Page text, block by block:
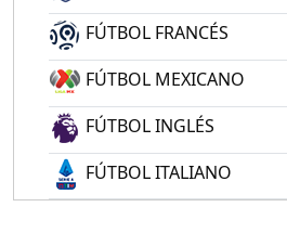
FÚTBOL FRANCÉS
FÚTBOL MEXICANO
FÚTBOL INGLÉS
FÚTBOL ITALIANO